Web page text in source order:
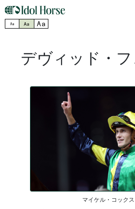
Aa Aa Aa
デヴィッド・
マイケル・コックス